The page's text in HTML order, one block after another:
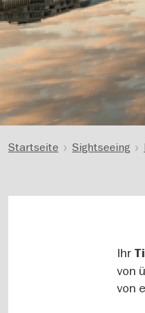
Startseite Sightseeing
Ihr
von
von